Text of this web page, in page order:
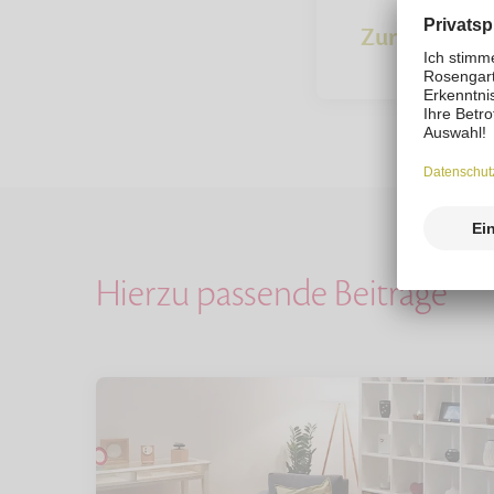
Zur
Hierzu passende Beiträge